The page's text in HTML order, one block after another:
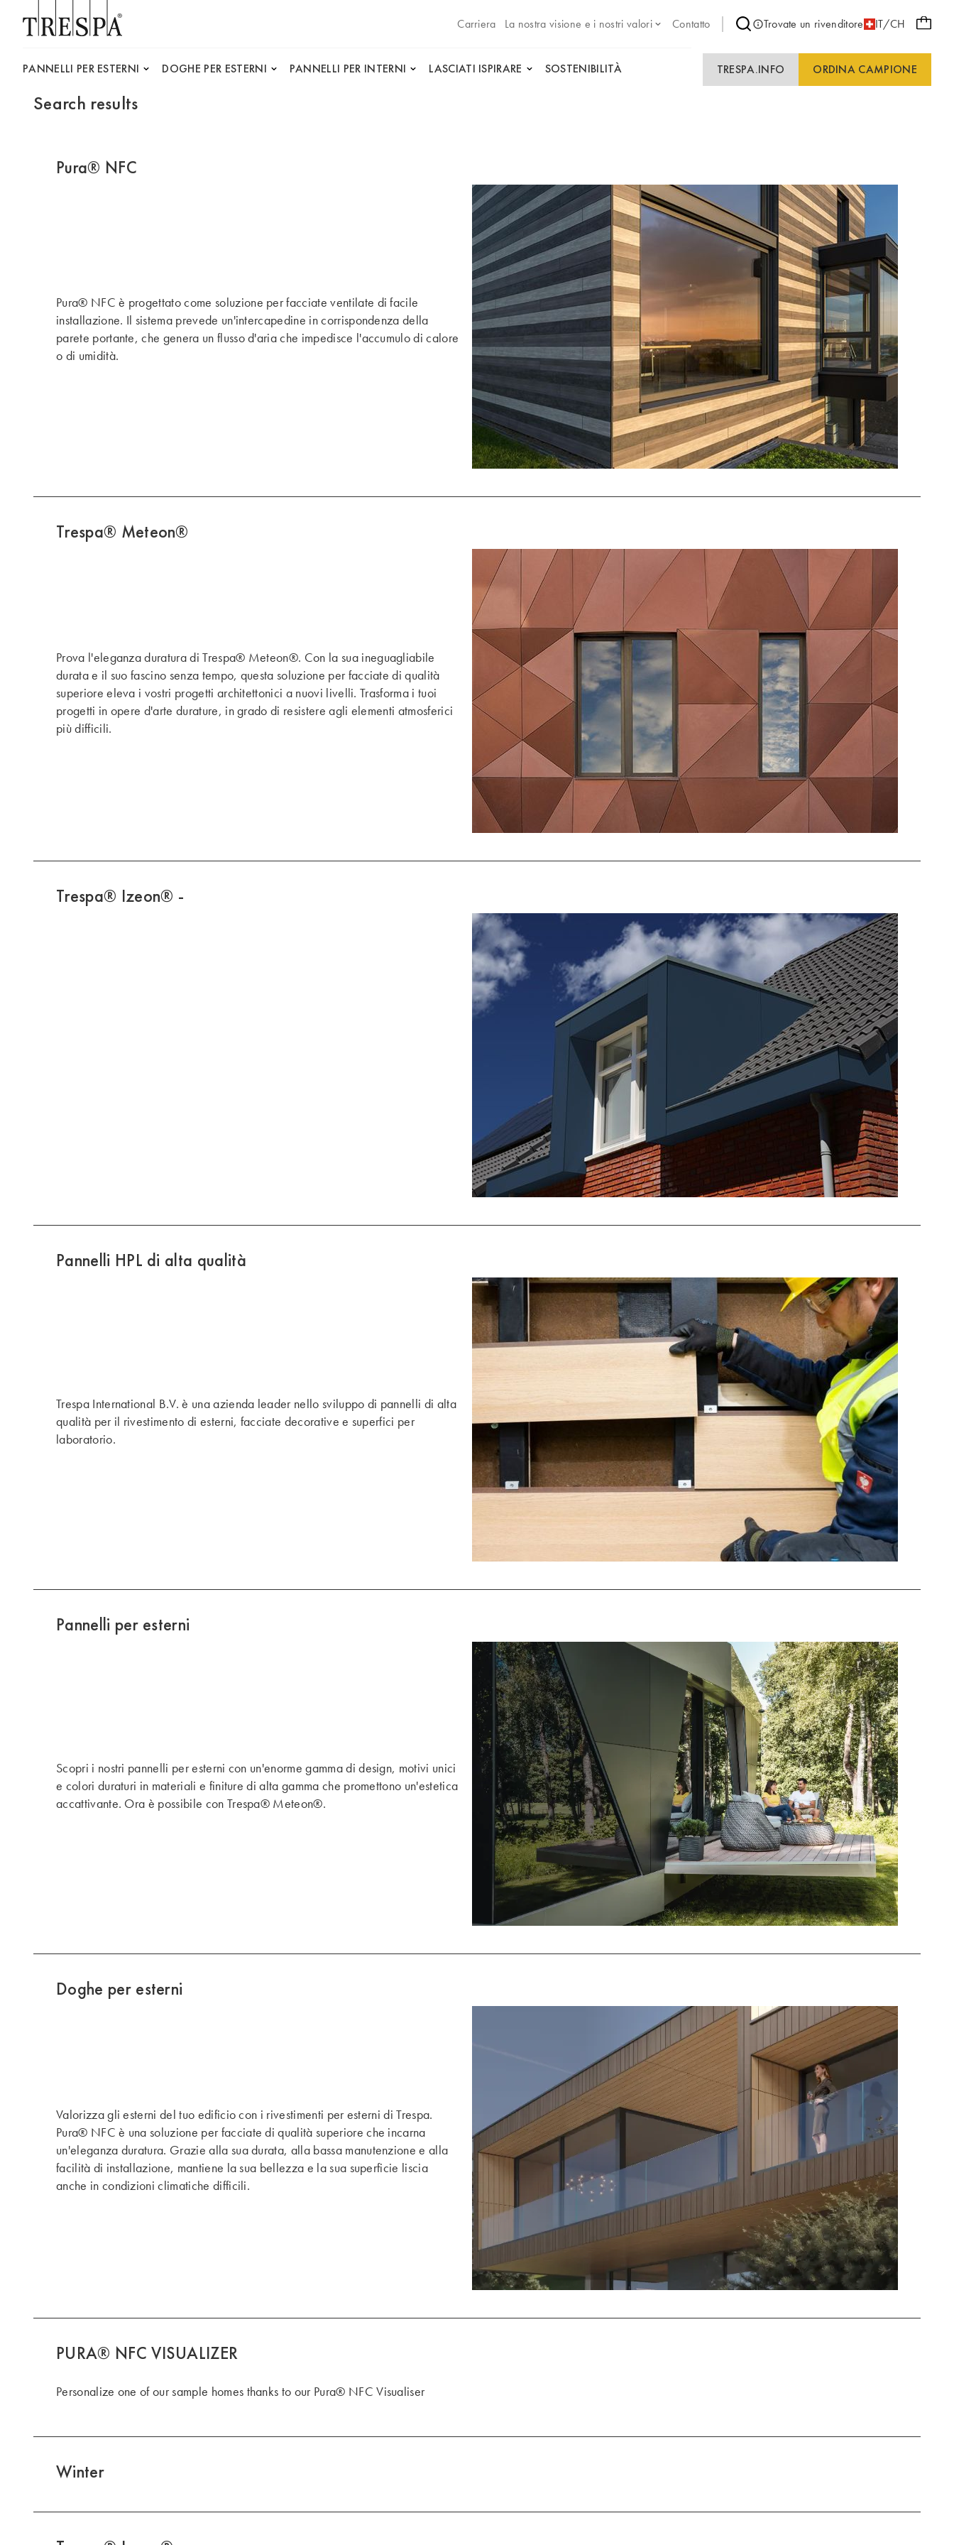
Carriera
La nostra visione e i nostri valori Contatto Trovate un rivenditore IT/CH
PANNELLI PER ESTERNI DOGHE PER ESTERNI PANNELLI PER INTERNI LASCIATI ISPIRARE SOSTENIBILITÀ TRESPA.INFO ORDINA CAMPIONE
Search results
Pura® NFC
Pura® NFC è progettato come soluzione per facciate ventilate di facile
installazione. Il sistema prevede un'intercapedine in corrispondenza della
parete portante, che genera un flusso d'aria che impedisce l'accumulo di calore
o di umidità.
Trespa® Meteon®
Prova l'eleganza duratura di Trespa® Meteon®. Con la sua ineguagliabile
durata e il suo fascino senza tempo, questa soluzione per facciate di qualità
superiore eleva i vostri progetti architettonici a nuovi livelli. Trasforma i tuoi
progetti in opere d'arte durature, in grado di resistere agli elementi atmosferici
più difficili.
Trespa® Izeon® -
Pannelli HPL di alta qualità
Trespa International B.V. è una azienda leader nello sviluppo di pannelli di alta
qualità per il rivestimento di esterni, facciate decorative e superfici per
laboratorio.
Pannelli per esterni
Scopri i nostri pannelli per esterni con un'enorme gamma di design, motivi unici
e colori duraturi in materiali e finiture di alta gamma che promettono un'estetica
accattivante. Ora è possibile con Trespa® Meteon®.
Doghe per esterni
Valorizza gli esterni del tuo edificio con i rivestimenti per esterni di Trespa.
Pura® NFC è una soluzione per facciate di qualità superiore che incarna
un'eleganza duratura. Grazie alla sua durata, alla bassa manutenzione e alla
facilità di installazione, mantiene la sua bellezza e la sua superficie liscia
anche in condizioni climatiche difficili.
PURA® NFC VISUALIZER
Personalize one of our sample homes thanks to our Pura® NFC Visualiser
Winter